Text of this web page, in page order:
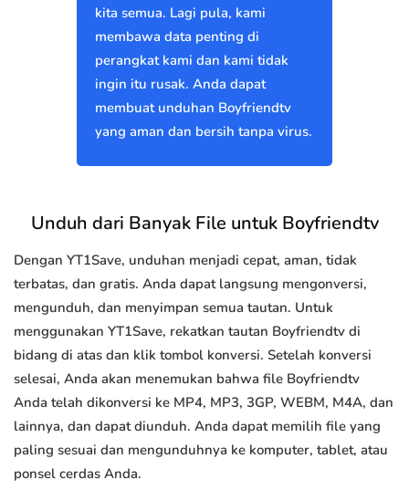
kita semua. Lagi pula, kami
membawa data penting di
perangkat kami dan kami tidak
ingin itu rusak. Anda dapat
membuat unduhan Boyfriendtv
yang aman dan bersih tanpa virus.
Unduh dari Banyak File untuk Boyfriendtv
Dengan YT1Save, unduhan menjadi cepat, aman, tidak
terbatas, dan gratis. Anda dapat langsung mengonversi,
mengunduh, dan menyimpan semua tautan. Untuk
menggunakan YT1Save, rekatkan tautan Boyfriendtv di
bidang di atas dan klik tombol konversi. Setelah konversi
selesai, Anda akan menemukan bahwa file Boyfriendtv
Anda telah dikonversi ke MP4, MP3, 3GP, WEBM, M4A, dan
lainnya, dan dapat diunduh. Anda dapat memilih file yang
paling sesuai dan mengunduhnya ke komputer, tablet, atau
ponsel cerdas Anda.